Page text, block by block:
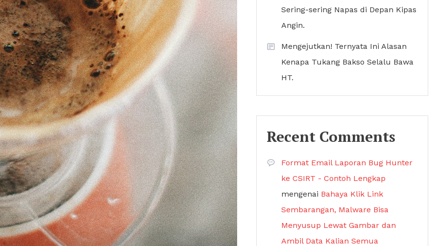
Sering-sering Napas di Depan Kipas
Angin.
Mengejutkan! Ternyata Ini Alasan
Kenapa Tukang Bakso Selalu Bawa
HT.
Recent Comments
Format Email Laporan Bug Hunter
ke CSIRT - Contoh Lengkap
mengenai Bahaya Klik Link
Sembarangan, Malware Bisa
Menyusup Lewat Gambar dan
Ambil Data Kalian Semua